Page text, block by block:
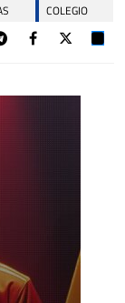
COLEGIO